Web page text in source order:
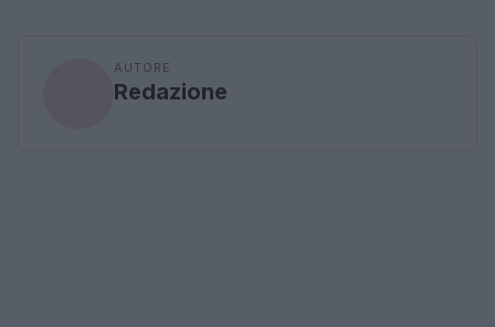
AUTORE
Redazione